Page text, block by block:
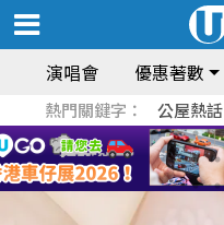
演唱會 優惠著數
熱門關鍵字： 公屋熱話